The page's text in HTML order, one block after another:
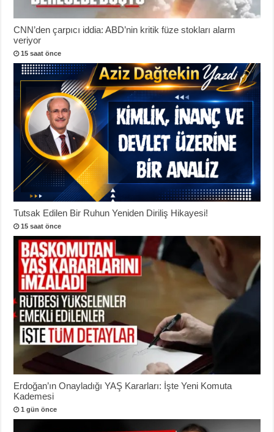
CNN’den çarpıcı iddia: ABD’nin kritik füze stokları alarm
veriyor
15 saat önce
Tutsak Edilen Bir Ruhun Yeniden Diriliş Hikayesi!
15 saat önce
Erdoğan’ın Onayladığı YAŞ Kararları: İşte Yeni Komuta
Kademesi
1 gün önce